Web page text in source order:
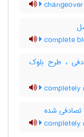
complete
، طرح بلوک
completely
تصادفی شده
completely